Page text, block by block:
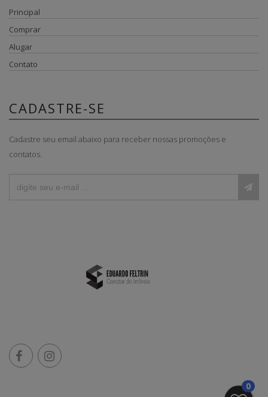
Principal
Comprar
Alugar
Contato
CADASTRE-SE
Cadastre seu email abaixo para receber nossas promoções e
contatos.
0